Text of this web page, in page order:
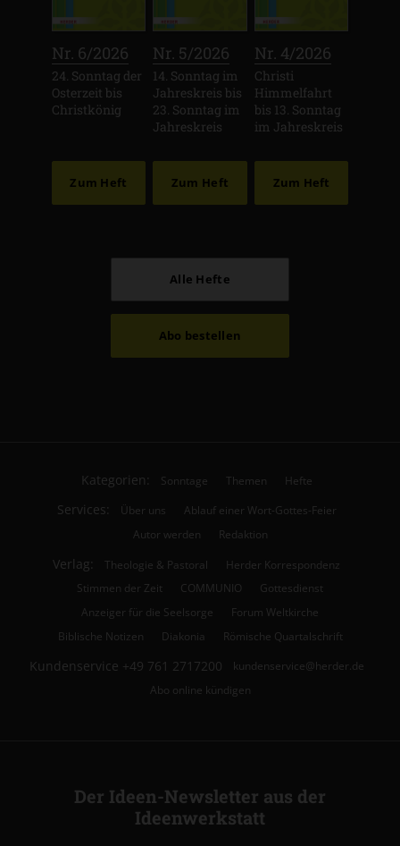
Nr. 6/2026
24. Sonntag der
Osterzeit bis
Christkönig
Zum Heft
Nr. 5/2026
14. Sonntag im
Jahreskreis bis
23. Sonntag im
Jahreskreis
Zum Heft
Nr. 4/2026
Christi
Himmelfahrt
bis 13. Sonntag
im Jahreskreis
Zum Heft
Alle Hefte
Abo bestellen
Kategorien: Sonntage Themen Hefte
Services: Über uns
Ablauf einer Wort-Gottes-Feier
Autor werden
Redaktion
Verlag: Theologie & Pastoral
Herder Korrespondenz
Stimmen der Zeit
COMMUNIO
Gottesdienst
Anzeiger für die Seelsorge
Forum Weltkirche
Biblische Notizen
Diakonia Römische Quartalschrift
Kundenservice +49 761 2717200
kundenservice@herder.de
Abo online kündigen
Der Ideen-Newsletter aus der
Ideenwerkstatt